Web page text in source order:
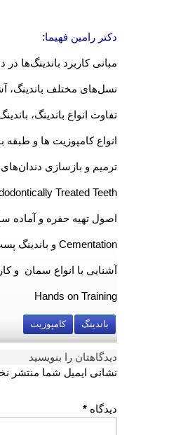
دکتر رامین فهیما:
مبانی کاربرد باندینگ‌ها در
نسل‌های مختلف باندینگ،
تفاوت انواع باندینگ،
انواع کامپوزیت ها و طبقه
ترمیم و بازسازی
Treated Teeth
اصول تهیه حفره و آماده
Cementation و باندینگ پست ها در دندان
آشنایی با انواع سمان و
Hands on Training
باندینگ کامپوزیت
دیدگاهتان را بنویسید
نشانی ایمیل شما منتشر
دیدگاه *